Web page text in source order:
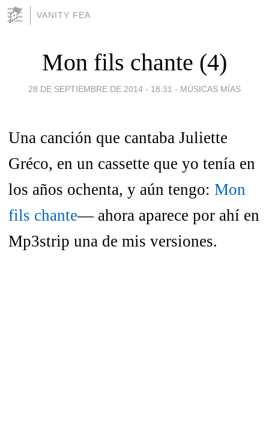
VANITY FEA
Mon fils chante (4)
28 DE SEPTIEMBRE DE 2014 - 18:31 - MÚSICAS MÍAS
Una canción que cantaba Juliette
Gréco, en un cassette que yo tenía en
los años ochenta, y aún tengo: Mon
fils chante— ahora aparece por ahí en
Mp3strip una de mis versiones.